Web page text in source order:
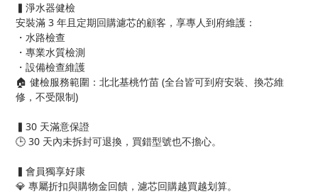
▍淨水器健檢
安裝滿 3 年且定期回購濾芯的顧客，享專人到府維護：
・水路檢查
・專業水質檢測
・設備檢查維護
🏠 健檢服務範圍：北北基桃竹苗 (全台皆可到府安裝、換芯維
修，不受限制)
▍30 天滿意保證
🕒 30 天內未拆封可退換，買錯型號也不擔心。
▍會員獨享好康
💎 專屬折扣與購物金回饋，濾芯回購越買越划算。